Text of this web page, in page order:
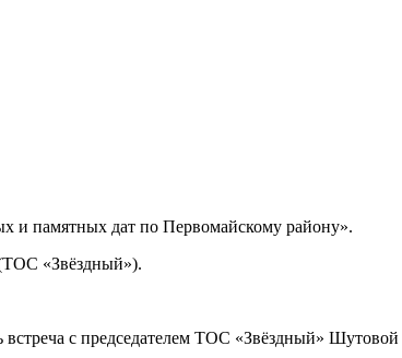
и памятных дат по Первомайскому району».
«Звёздный»).
с председателем ТОС «Звёздный»